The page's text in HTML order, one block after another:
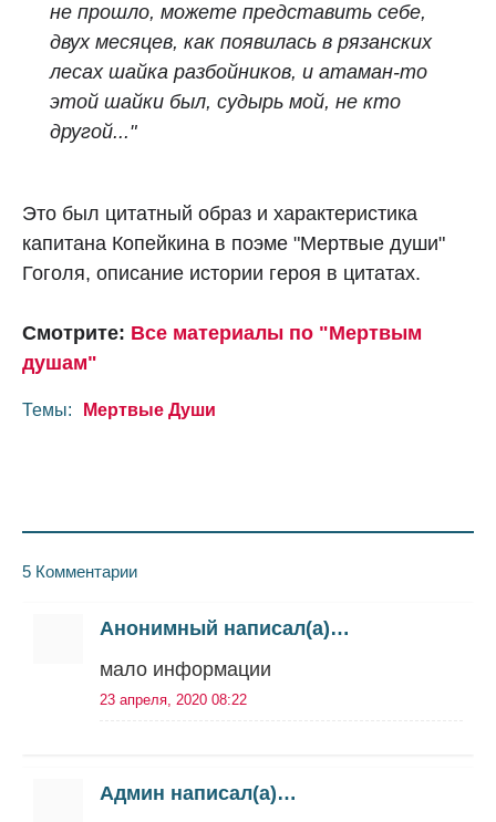
не прошло, можете представить себе,
двух месяцев, как появилась в рязанских
лесах шайка разбойников, и атаман-то
этой шайки был, судырь мой, не кто
другой..."
Это был цитатный образ и характеристика
капитана Копейкина в поэме "Мертвые души"
Гоголя, описание истории героя в цитатах.
Смотрите: Все материалы по "Мертвым
душам"
Темы: Мертвые Души
5 Комментарии
Анонимный написал(а)…
мало информации
23 апреля, 2020 08:22
Админ написал(а)…